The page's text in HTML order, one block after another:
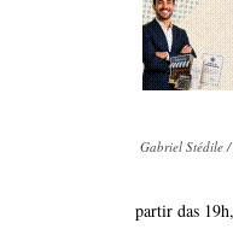
Gabriel Stédile
partir das